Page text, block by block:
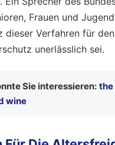
Frauen und
dieser Verfahren für den
unerlässlich sei.
Sie interessieren: the
wine